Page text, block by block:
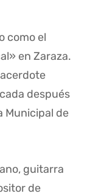
como el
en Zaraza.
después
Municipal de
guitarra
de